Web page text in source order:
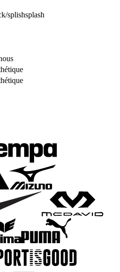
splishsplash